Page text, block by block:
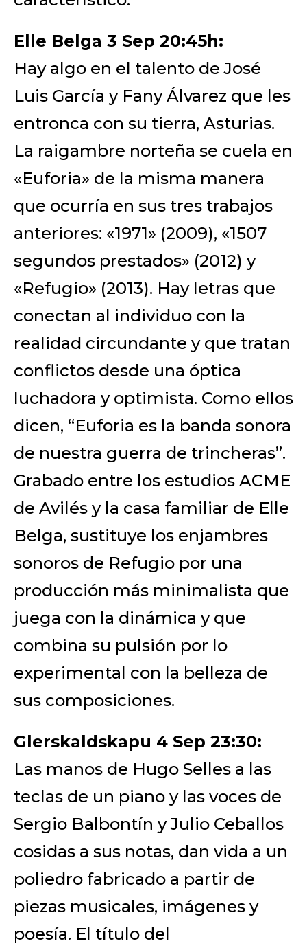
Elle Belga 3 Sep 20:45h:
Hay algo en el talento de José
Luis García y Fany Álvarez que les
entronca con su tierra, Asturias.
La raigambre norteña se cuela en
«Euforia» de la misma manera
que ocurría en sus tres trabajos
anteriores: «1971» (2009), «1507
segundos prestados» (2012) y
«Refugio» (2013). Hay letras que
conectan al individuo con la
realidad circundante y que tratan
conflictos desde una óptica
luchadora y optimista. Como ellos
dicen, “Euforia es la banda sonora
de nuestra guerra de trincheras”.
Grabado entre los estudios ACME
de Avilés y la casa familiar de Elle
Belga, sustituye los enjambres
sonoros de Refugio por una
producción más minimalista que
juega con la dinámica y que
combina su pulsión por lo
experimental con la belleza de
sus composiciones.
Glerskaldskapu 4 Sep 23:30:
Las manos de Hugo Selles a las
teclas de un piano y las voces de
Sergio Balbontín y Julio Ceballos
cosidas a sus notas, dan vida a un
poliedro fabricado a partir de
piezas musicales, imágenes y
poesía. El título del